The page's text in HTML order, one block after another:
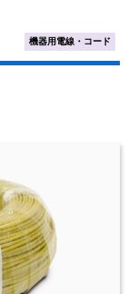
機器用電線・コード